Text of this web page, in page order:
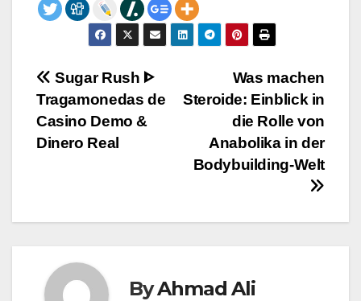
Post
navigation
Was machen
Steroide: Einblick in
die Rolle von
Anabolika in der
Bodybuilding-Welt
Sugar Rush ᐈ
Tragamonedas de
Casino Demo &
Dinero Real
ByAhmad Ali